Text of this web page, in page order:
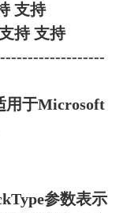
支持
持 支持
用于Microsoft
参数表示